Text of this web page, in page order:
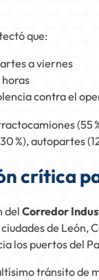
que:
a viernes
contra el
(55
%), autopartes
crítica
del Corredor
de León,
los puertos del
tránsito de